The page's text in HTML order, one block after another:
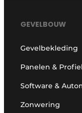
GEVELBOUW
Gevelbekleding
Panelen &
Software &
Zonwering